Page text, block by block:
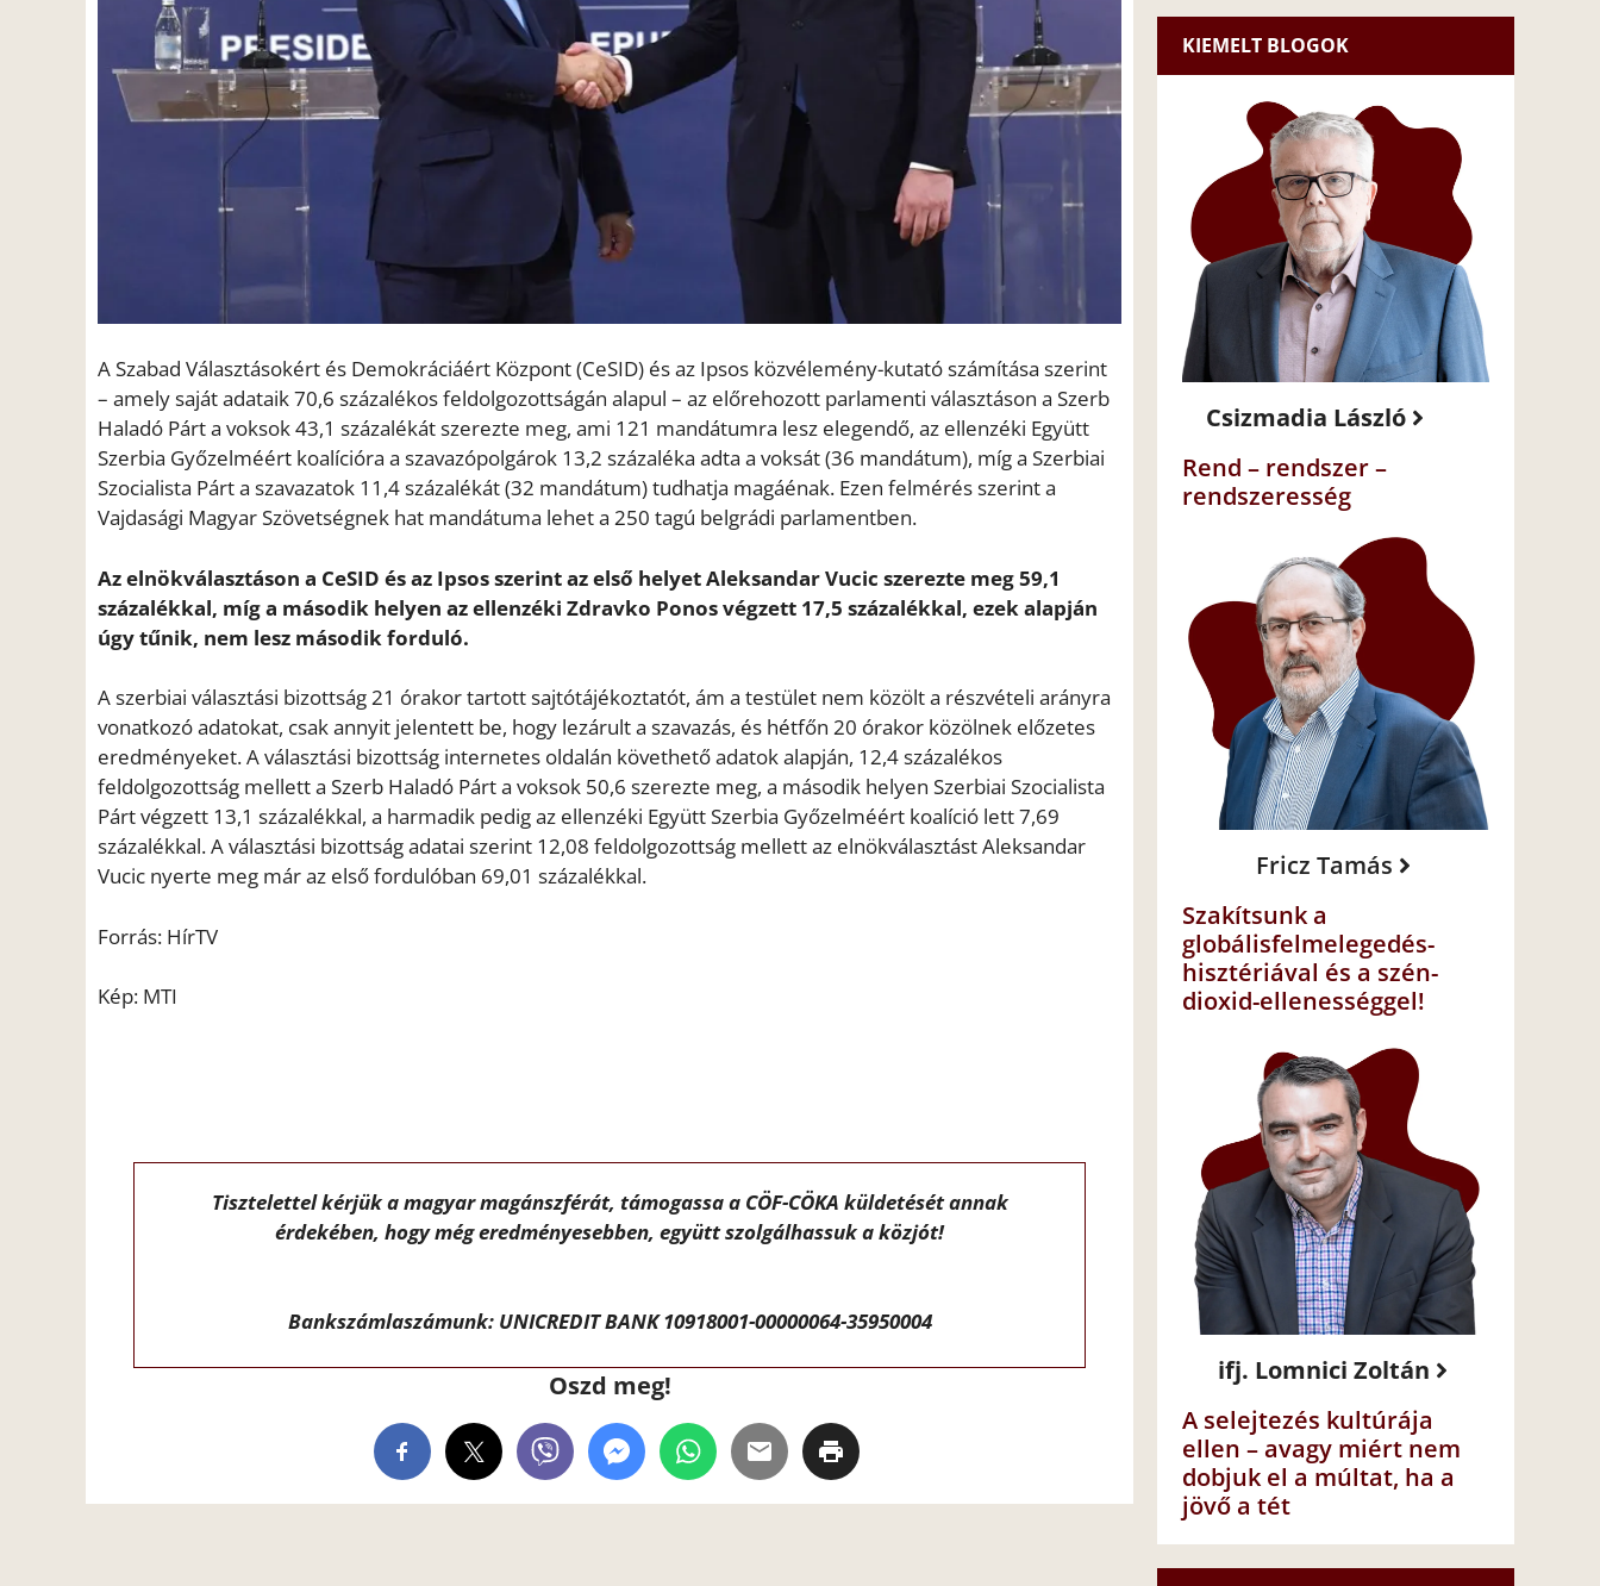
A Szabad Választásokért és Demokráciáért Központ (CeSID) és az Ipsos közvélemény-kutató számítása szerint
– amely saját adataik 70,6 százalékos feldolgozottságán alapul – az előrehozott parlamenti választáson a Szerb
Haladó Párt a voksok 43,1 százalékát szerezte meg, ami 121 mandátumra lesz elegendő, az ellenzéki Együtt
Szerbia Győzelméért koalícióra a szavazópolgárok 13,2 százaléka adta a voksát (36 mandátum), míg a Szerbiai
Szocialista Párt a szavazatok 11,4 százalékát (32 mandátum) tudhatja magáénak. Ezen felmérés szerint a
Vajdasági Magyar Szövetségnek hat mandátuma lehet a 250 tagú belgrádi parlamentben.
Az elnökválasztáson a CeSID és az Ipsos szerint az első helyet Aleksandar Vucic szerezte meg 59,1
százalékkal, míg a második helyen az ellenzéki Zdravko Ponos végzett 17,5 százalékkal, ezek alapján
úgy tűnik, nem lesz második forduló.
A szerbiai választási bizottság 21 órakor tartott sajtótájékoztatót, ám a testület nem közölt a részvételi arányra
vonatkozó adatokat, csak annyit jelentett be, hogy lezárult a szavazás, és hétfőn 20 órakor közölnek előzetes
eredményeket. A választási bizottság internetes oldalán követhető adatok alapján, 12,4 százalékos
feldolgozottság mellett a Szerb Haladó Párt a voksok 50,6 szerezte meg, a második helyen Szerbiai Szocialista
Párt végzett 13,1 százalékkal, a harmadik pedig az ellenzéki Együtt Szerbia Győzelméért koalíció lett 7,69
százalékkal. A választási bizottság adatai szerint 12,08 feldolgozottság mellett az elnökválasztást Aleksandar
Vucic nyerte meg már az első fordulóban 69,01 százalékkal.
Forrás: HírTV
Kép: MTI
Tisztelettel kérjük a magyar magánszférát, támogassa a CÖF-CÖKA küldetését annak
érdekében, hogy még eredményesebben, együtt szolgálhassuk a közjót!
Bankszámlaszámunk: UNICREDIT BANK 10918001-00000064-35950004
Oszd meg!
KIEMELT BLOGOK
Csizmadia László
Rend – rendszer –
rendszeresség
Fricz Tamás
Szakítsunk a
globálisfelmelegedés-
hisztériával és a szén-
dioxid-ellenességgel!
ifj. Lomnici Zoltán
A selejtezés kultúrája
ellen – avagy miért nem
dobjuk el a múltat, ha a
jövő a tét